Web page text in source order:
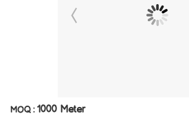
MOQ : 1000 Meter